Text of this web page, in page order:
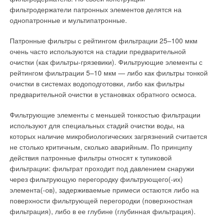
фильтродержатели патронных элементов делятся на
однопатронные и мультипатронные.
Патронные фильтры с рейтингом фильтрации 25–100 мкм
очень часто используются на стадии предварительной
очистки (как фильтры-грязевики). Фильтрующие элементы с
рейтингом фильтрации 5–10 мкм — либо как фильтры тонкой
очистки в системах водоподготовки, либо как фильтры
предварительной очистки в установках обратного осмоса.
Фильтрующие элементы с меньшей тонкостью фильтрации
используют для специальных стадий очистки воды, на
которых наличие микробиологических загрязнений считается
не столько критичным, сколько аварийным. По принципу
действия патронные фильтры относят к тупиковой
фильтрации: фильтрат проходит под давлением снаружи
через фильтрующую перегородку фильтрующего(-их)
элемента(-ов), задерживаемые примеси остаются либо на
поверхности фильтрующей перегородки (поверхностная
фильтрация), либо в ее глубине (глубинная фильтрация).